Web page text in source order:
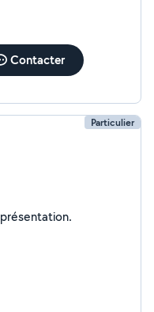
Contacter
Particulier
Je n'ai pas encore renseigné ma présentation.